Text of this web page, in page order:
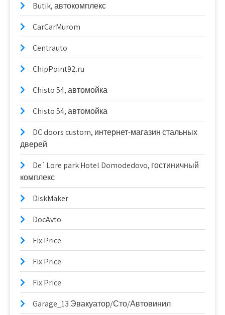
Butik, автокомплекс
CarCarMurom
Centrauto
ChipPoint92.ru
Chisto 54, автомойка
Chisto 54, автомойка
DC doors custom, интернет-магазин стальных
дверей
De`Lore park Hotel Domodedovo, гостиничный
комплекс
DiskMaker
DocAvto
Fix Price
Fix Price
Fix Price
Garage_13 Эвакуатор/Сто/Автовинил